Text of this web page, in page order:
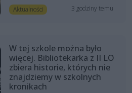
Aktualności 3 godziny temu
W tej szkole można było
więcej. Bibliotekarka z II LO
zbiera historie, których nie
znajdziemy w szkolnych
kronikach